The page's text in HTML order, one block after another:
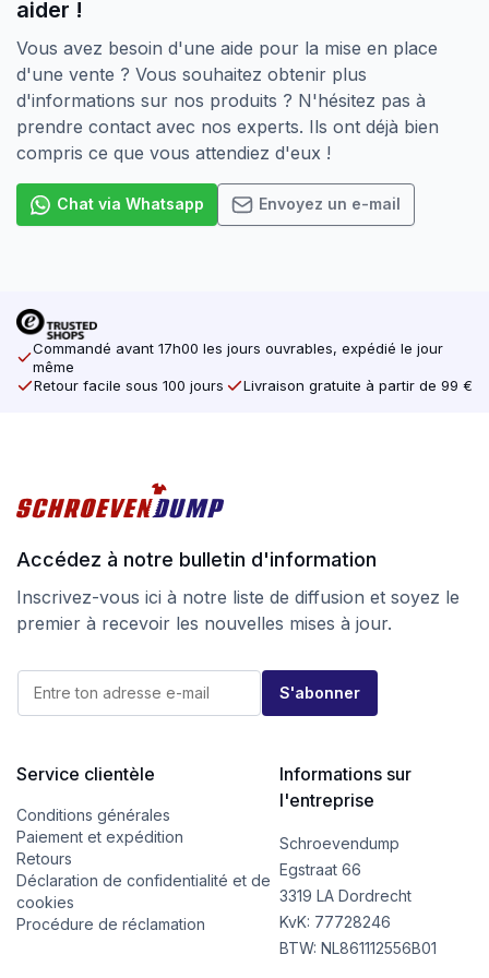
Pour l’utilisation dans la pierre et le béton, les chevilles
La taille souhaitée ne figure pas dans la liste ?
Demandez toujours à notre personnel de vente
quelles sont les possibilités.
aider !
Vous avez besoin d'une aide pour la mise en place
d'une vente ? Vous souhaitez obtenir plus
d'informations sur nos produits ? N'hésitez pas à
prendre contact avec nos experts. Ils ont déjà bien
compris ce que vous attendiez d'eux !
Chat via Whatsapp Envoyez un e-mail
Commandé avant 17h00 les jours ouvrables, expédié le jour
même
Retour facile sous 100 jours
Livraison gratuite à partir de 99 €
Accédez à notre bulletin d'information
Inscrivez-vous ici à notre liste de diffusion et soyez le
premier à recevoir les nouvelles mises à jour.
m
l
-
m
a
i
l
E
m
l
S'abonner
Service clientèle
Conditions générales
Paiement et expédition
Retours
Déclaration de confidentialité et de
cookies
Procédure de réclamation
Informations sur
l'entreprise
Schroevendump
Egstraat 66
3319 LA Dordrecht
KvK: 77728246
BTW: NL861112556B01